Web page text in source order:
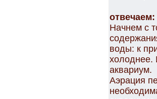
отвечаем:
Начнем с
воды: к
холоднее.
аквариум.
Аэрация